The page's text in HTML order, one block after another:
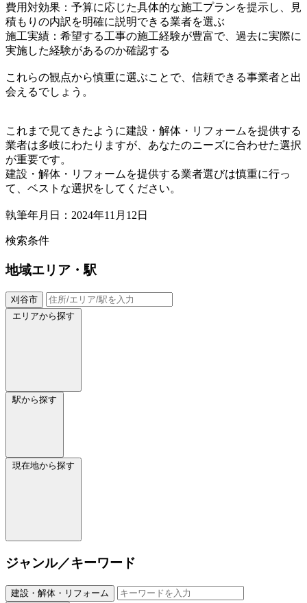
費用対効果：予算に応じた具体的な施工プランを提示し、見
積もりの内訳を明確に説明できる業者を選ぶ
施工実績：希望する工事の施工経験が豊富で、過去に実際に
実施した経験があるのか確認する
これらの観点から慎重に選ぶことで、信頼できる事業者と出
会えるでしょう。
これまで見てきたように建設・解体・リフォームを提供する
業者は多岐にわたりますが、あなたのニーズに合わせた選択
が重要です。
建設・解体・リフォームを提供する業者選びは慎重に行っ
て、ベストな選択をしてください。
執筆年月日：2024年11月12日
検索条件
地域エリア・駅
刈谷市
エリアから探す
駅から探す
現在地から探す
ジャンル／キーワード
建設・解体・リフォーム